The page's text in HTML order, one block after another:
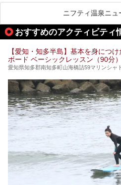
ムリエの目線で紹介し
名古屋市内にはスーパ
行こうかな？」と悩ん
ぜひこの記事を参考にし
てみるのはいかがでしょ
ニフティ温泉ニュ
おすすめのアクティビティ
【愛知・知多半島】基本を身につ
ボード ベーシックレッスン（90分）
愛知県知多郡南知多町山海橋詰59マリンシャ